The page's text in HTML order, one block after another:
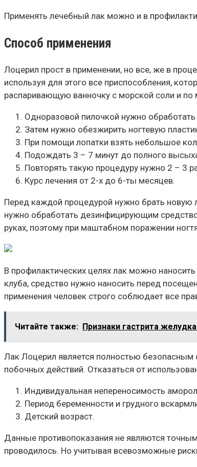
Применять лечебный лак можно и в
Способ применения
Лоцерил прост в применении, но все, же в
используя для этого все приспособления,
распаривающую ванночку с морской соли и по
Одноразовой пилочкой нужно обработать
Затем нужно обезжирить ногтевую
При помощи лопатки взять небольшое
Подождать 3 – 7 минут до полного
Повторять такую процедуру нужно 2 – 3
Курс лечения от 2-х до 6-ты месяцев.
Перед каждой процедурой нужно брать новую
нужно обработать дезинфицирующим
руках, поэтому при маштабном поражении
В профилактических целях лак можно
клуба, средство нужно наносить перед
применения человек строго соблюдает все
Читайте также: Признаки гастрита
Лак Лоцерил является полностью безопасным
побочных действий. Отказаться от
Индивидуальная непереносимость
Период беременности и грудного
Детский возраст.
Данные противопоказания не являются
проводилось. Но учитывая всевозможные